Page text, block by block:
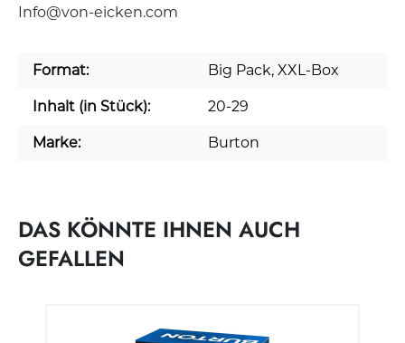
Info@von-eicken.com
Format: Big Pack, XXL-Box
Inhalt (in Stück): 20-29
Marke: Burton
DAS KÖNNTE IHNEN AUCH
GEFALLEN